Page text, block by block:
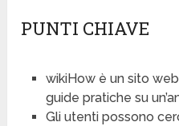
PUNTI CHIAVE
wikiHow è un sito
guide pratiche su
Gli utenti possono